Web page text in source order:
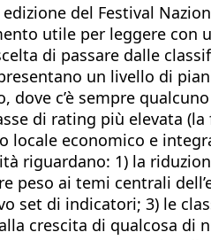
del Festival
utile per leggere
di passare dalle
un livello di
dove c’è sempre
di rating più elevata
locale economico e
riguardano: 1) la
peso ai temi centrali
set di indicatori; 3) le
crescita di qualcosa